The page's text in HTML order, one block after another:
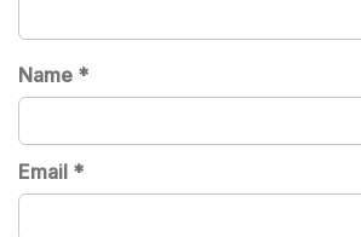
Name *
Email *